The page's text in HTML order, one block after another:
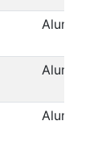
Alumínio
Alumínio
Alumínio